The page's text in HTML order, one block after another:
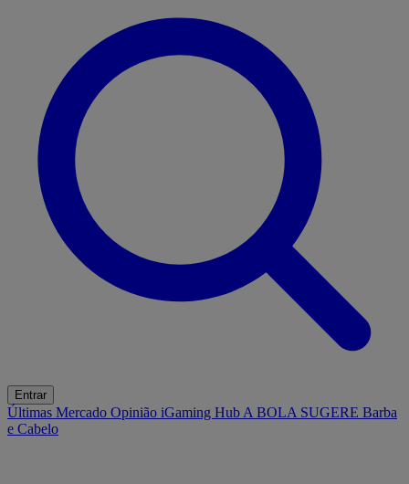
Entrar
Últimas Mercado Opinião iGaming Hub A BOLA SUGERE Barba
e Cabelo